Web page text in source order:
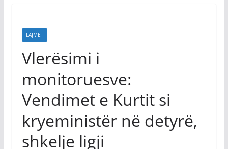
LAJMET
Vlerësimi i
monitoruesve:
Vendimet e Kurtit si
kryeministër në detyrë,
shkelje ligji